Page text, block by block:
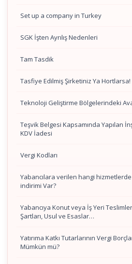
Set up a company in Turkey
SGK İşten Ayrılış Nedenleri
Tam Tasdik
Tasfiye Edilmiş Şirketiniz Ya Hortlarsa!
Teknoloji Geliştirme Bölgelerindeki
Teşvik Belgesi Kapsamında Yapılan
KDV İadesi
Vergi Kodları
Yabancılara verilen hangi
indirimi Var?
Yabancıya Konut veya İş Yeri
Şartları, Usul ve Esaslar…
Yatırıma Katkı Tutarlarının Vergi
Mümkün mü?